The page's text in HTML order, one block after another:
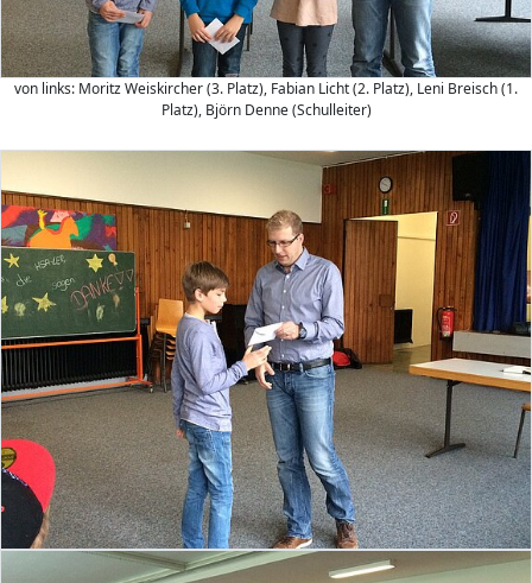
von links: Moritz Weiskircher (3. Platz), Fabian Licht (2. Platz), Leni Breisch (1.
Platz), Björn Denne (Schulleiter)